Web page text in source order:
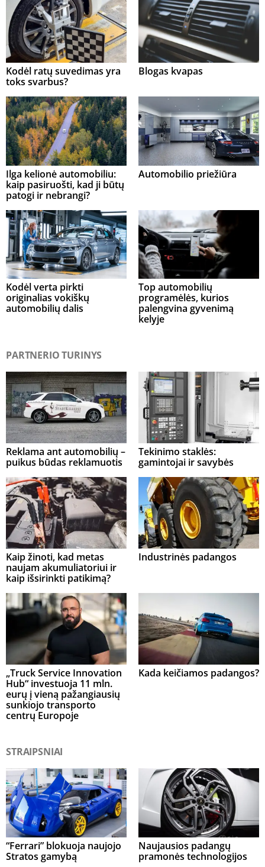
Kodėl ratų suvedimas yra
toks svarbus?
Blogas kvapas
Ilga kelionė automobiliu:
kaip pasiruošti, kad ji būtų
patogi ir nebrangi?
Automobilio priežiūra
Kodėl verta pirkti
originalias vokiškų
automobilių dalis
Top automobilių
programėlės, kurios
palengvina gyvenimą
kelyje
PARTNERIO TURINYS
Reklama ant automobilių –
puikus būdas reklamuotis
Tekinimo staklės:
gamintojai ir savybės
Kaip žinoti, kad metas
naujam akumuliatoriui ir
kaip išsirinkti patikimą?
Industrinės padangos
„Truck Service Innovation
Hub“ investuoja 11 mln.
eurų į vieną pažangiausių
sunkiojo transporto
centrų Europoje
Kada keičiamos padangos?
STRAIPSNIAI
“Ferrari” blokuoja naujojo
Stratos gamybą
Naujausios padangų
pramonės technologijos